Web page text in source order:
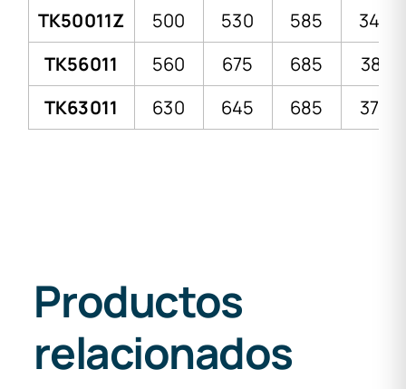
TK50011Z 500 530 585
345
TK56011
560 675 685
381
TK63011
630 645 685 375
Productos
relacionados